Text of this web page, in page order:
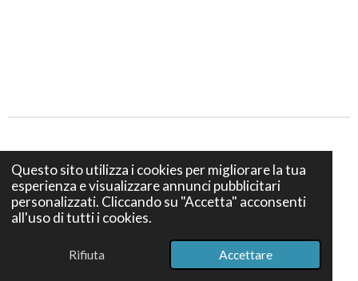
Questo sito utilizza i cookies per migliorare la tua
esperienza e visualizzare annunci pubblicitari
personalizzati. Cliccando su "Accetta" acconsenti
all'uso di tutti i cookies.
Rifiuta Accettare
Privacy e Cookies policy
Termini e Condizioni di vendita
© 2024 Bottega S. Teresa Firenze - Via dei Bruni 12, 50139
Firenze - P. IVA IT07386740489